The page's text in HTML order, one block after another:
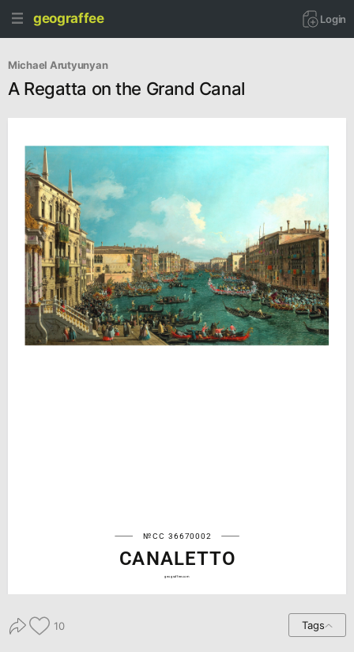
geograffee Login
Michael Arutyunyan
A Regatta on the Grand Canal
№CC 36670002
CANALETTO
geograffee.com
10 Tags